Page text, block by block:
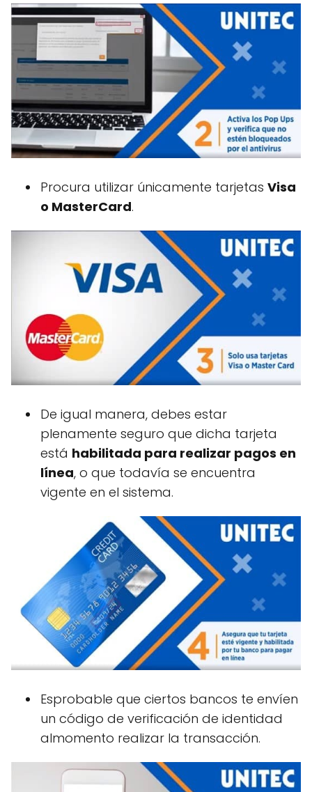
Procura utilizar únicamente tarjetas Visa
o MasterCard.
De igual manera, debes estar
plenamente seguro que dicha tarjeta
está habilitada para realizar pagos en
línea, o que todavía se encuentra
vigente en el sistema.
Esprobable que ciertos bancos te envíen
un código de verificación de identidad
almomento realizar la transacción.